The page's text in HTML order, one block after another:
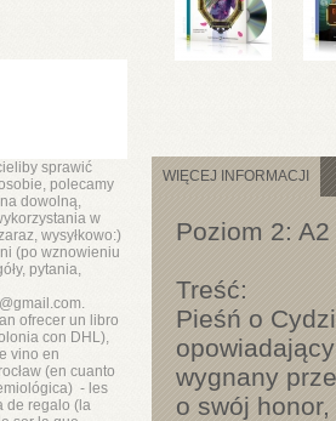
sprawić
polecamy
dowolną,
w
wysyłkowo:)
(po wznowieniu
pytania,
ofrecer un libro
con DHL),
vino en
(en cuanto
- les
de regalo (la
WIĘCEJ INFORMACJI
Poziom 2: A2
Treść:
Pieśń o
wygnany
o swój